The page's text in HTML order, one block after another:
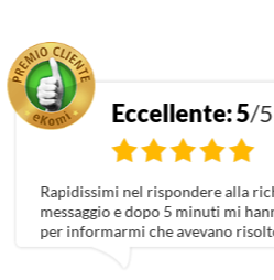
inviato un
al telefono
Facile e